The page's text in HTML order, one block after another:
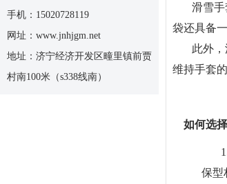
手机：15020728119
网址：www.jnhjgm.net
地址：济宁经济开发区疃里镇前贾
村南100米（s338线南）
滑雪
袋还具备
此外
维持手套
如何选
保型